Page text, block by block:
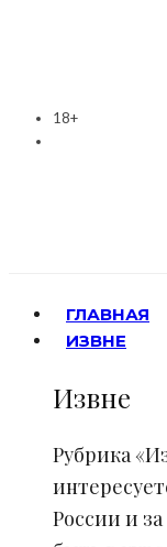
18+
ГЛАВНАЯ
ИЗВНЕ
Извне
Рубрика
России и